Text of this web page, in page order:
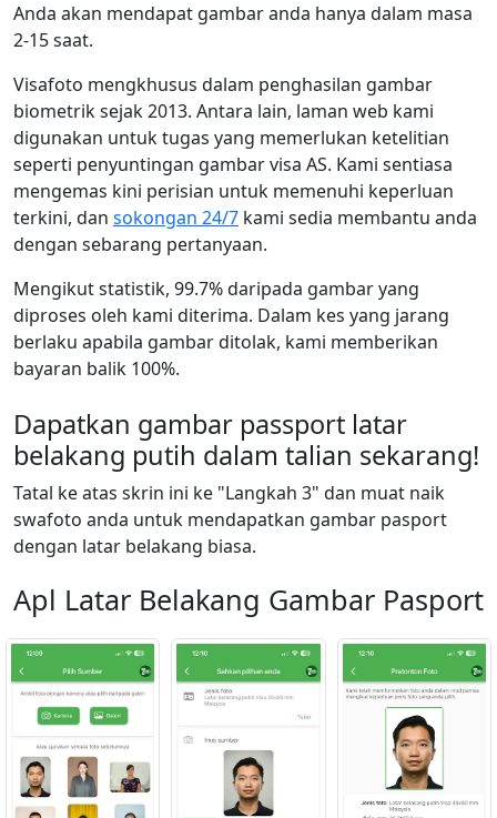
Anda akan mendapat gambar anda hanya dalam masa
2-15 saat.
Visafoto mengkhusus dalam penghasilan gambar
biometrik sejak 2013. Antara lain, laman web kami
digunakan untuk tugas yang memerlukan ketelitian
seperti penyuntingan gambar visa AS. Kami sentiasa
mengemas kini perisian untuk memenuhi keperluan
terkini, dan sokongan 24/7 kami sedia membantu anda
dengan sebarang pertanyaan.
Mengikut statistik, 99.7% daripada gambar yang
diproses oleh kami diterima. Dalam kes yang jarang
berlaku apabila gambar ditolak, kami memberikan
bayaran balik 100%.
Dapatkan gambar passport latar
belakang putih dalam talian sekarang!
Tatal ke atas skrin ini ke "Langkah 3" dan muat naik
swafoto anda untuk mendapatkan gambar pasport
dengan latar belakang biasa.
Apl Latar Belakang Gambar Pasport